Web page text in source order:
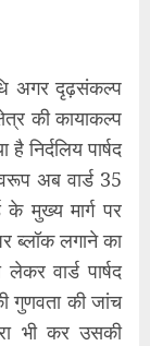
अगर दृढ़संकल्प
की कायाकल्प
निर्दलिय पार्षद
अब वार्ड 35
मुख्य मार्ग पर
ब्लॉक लगाने का
वार्ड पार्षद
गुणवता की जांच
भी कर उसकी